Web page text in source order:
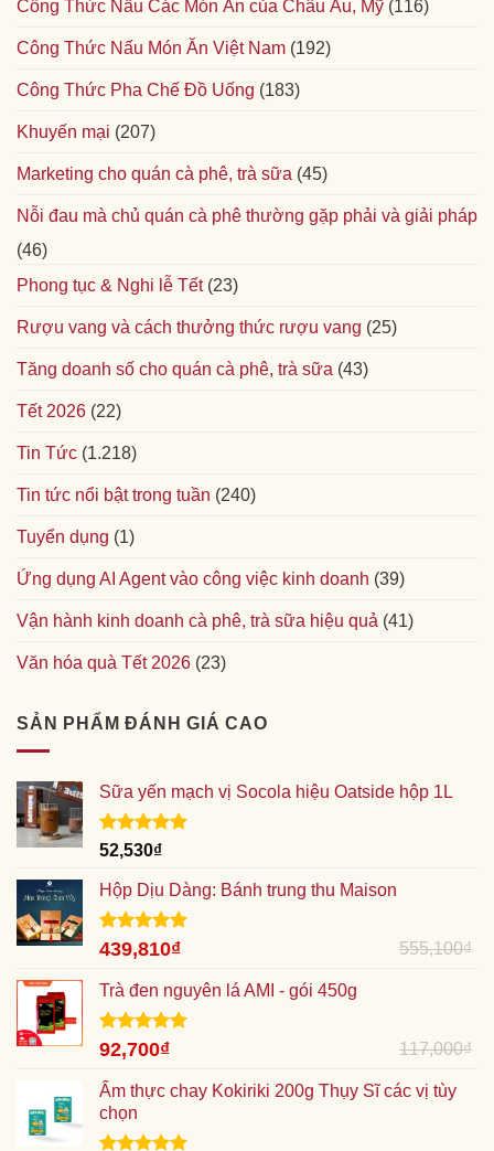
Công Thức Nấu Các Món Ăn của Châu Âu, Mỹ (116)
Công Thức Nấu Món Ăn Việt Nam (192)
Công Thức Pha Chế Đồ Uống (183)
Khuyến mại (207)
Marketing cho quán cà phê, trà sữa (45)
Nỗi đau mà chủ quán cà phê thường gặp phải và giải pháp
(46)
Phong tục & Nghi lễ Tết(23)
Rượu vang và cách thưởng thức rượu vang (25)
Tăng doanh số cho quán cà phê, trà sữa (43)
Tết 2026 (22)
Tin Tức (1.218)
Tin tức nổi bật trong tuần (240)
Tuyển dụng (1)
Ứng dụng AI Agent vào công việc kinh doanh (39)
Vận hành kinh doanh cà phê, trà sữa hiệu quả (41)
Văn hóa quà Tết 2026 (23)
SẢN PHẨM ĐÁNH GIÁ CAO
Sữa yến mạch vị Socola hiệu Oatside hộp 1L
Được xếp
hạng
5 sao
52,530₫
Hộp Dịu Dàng: Bánh trung thu Maison
Được xếp
hạng
5 sao
555,100₫
Giá
là:
555,100₫.
439,810₫Giá
tại
là:
Trà đen nguyên lá AMI - gói 450g
Được xếp
hạng
5 sao
117,000₫
Giá
là:
117,000₫.
92,700₫Giá
tại
92,700₫.
Ẩm thực chay Kokiriki 200g Thụy Sĩ các vị tùy
chọn